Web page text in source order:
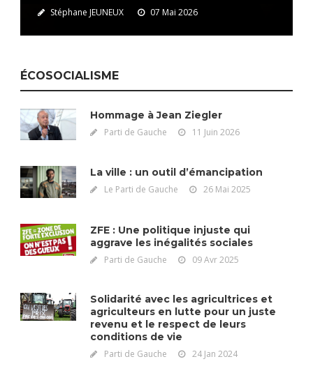
Stéphane JEUNEUX 07 Mai 2026
ÉCOSOCIALISME
Hommage à Jean Ziegler
Parti de Gauche 11 Juin 2026
La ville : un outil d’émancipation
Le Parti de Gauche 26 Mai 2025
ZFE : Une politique injuste qui
aggrave les inégalités sociales
Parti de Gauche 09 Avr 2025
Solidarité avec les agricultrices et
agriculteurs en lutte pour un juste
revenu et le respect de leurs
conditions de vie
Parti de Gauche 24 Jan 2024